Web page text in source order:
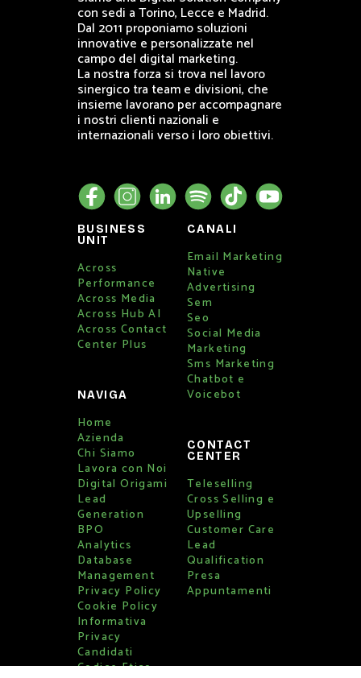
con sedi a Torino, Lecce e Madrid.
Dal 2011 proponiamo soluzioni
innovative e personalizzate nel
campo del digital marketing.
La nostra forza si trova nel lavoro
sinergico tra team e divisioni, che
insieme lavorano per accompagnare
i nostri clienti nazionali e
internazionali verso i loro obiettivi.
BUSINESS
UNIT
Across
Performance
Across Media
Across Hub AI
Across Contact
Center Plus
NAVIGA
Home
Azienda
Chi Siamo
Lavora con Noi
Digital Origami
Lead
Generation
BPO
Analytics
Database
Management
Privacy Policy
Cookie Policy
Informativa
Privacy
Candidati
Codice Etico
CANALI
Email Marketing
Native
Advertising
Sem
Seo
Social Media
Marketing
Sms Marketing
Chatbot e
Voicebot
CONTACT
CENTER
Teleselling
Cross Selling e
Upselling
Customer Care
Lead
Qualification
Presa
Appuntamenti